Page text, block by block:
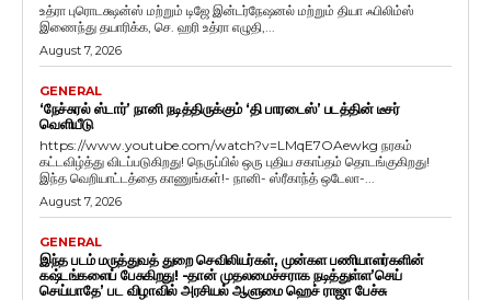
உத்ரா புரொடக்ஷன்ஸ் மற்றும் டிஜே இன்டர்நேஷனல் மற்றும் தியா ஃபிலிம்ஸ்
இணைந்து தயாரிக்க, செ. ஹரி உத்ரா எழுதி,...
August 7, 2026
GENERAL
‘நேச்சுரல் ஸ்டார்’ நானி நடித்திருக்கும் ‘தி பாரடைஸ்’ படத்தின் டீசர்
வெளியீடு
https://www.youtube.com/watch?v=LMqE7OAewkg நரகம்
கட்டவிழ்த்து விடப்படுகிறது! நெருப்பில் ஒரு புதிய சகாப்தம் தொடங்குகிறது!
இந்த வெறியாட்டத்தை காணுங்கள்!- நானி- ஸ்ரீகாந்த் ஒடேலா-...
August 7, 2026
GENERAL
இந்த படம் மருத்துவத் துறை செவிலியர்கள், முன்கள பணியாளர்களின்
கஷ்டங்களைப் பேசுகிறது! -தான் முதலமைச்சராக நடித்துள்ள’செய்
செய்யாதே’ பட விழாவில் அரசியல் ஆளுமை ஹெச் ராஜா பேச்சு